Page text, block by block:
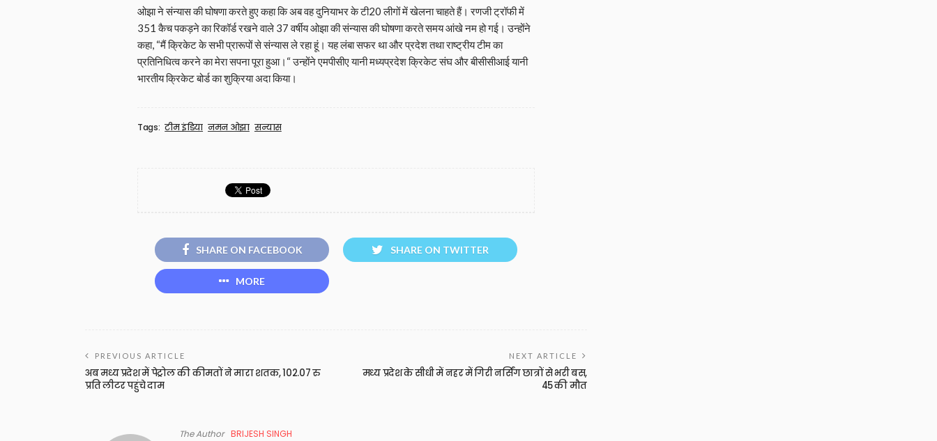
ओझा ने संन्यास की घोषणा करते हुए कहा कि अब वह दुनियाभर के टी20 लीगों में खेलना चाहते हैं। रणजी ट्रॉफी में
351 कैच पकड़ने का रिकॉर्ड रखने वाले 37 वर्षीय ओझा की संन्यास की घोषणा करते समय आंखे नम हो गई। उन्होंने
कहा, “मैं क्रिकेट के सभी प्रारूपों से संन्यास ले रहा हूं। यह लंबा सफर था और प्रदेश तथा राष्ट्रीय टीम का
प्रतिनिधित्व करने का मेरा सपना पूरा हुआ।“ उन्होंने एमपीसीए यानी मध्यप्रदेश क्रिकेट संघ और बीसीसीआई यानी
भारतीय क्रिकेट बोर्ड का शुक्रिया अदा किया।
Tags: टीम इंडिया नमन ओझा सन्यास
SHARE ON FACEBOOK SHARE ON TWITTER
MORE
PREVIOUS ARTICLE
अब मध्य प्रदेश में पेट्रोल की कीमतों ने मारा शतक, 102.07 रु
प्रति लीटर पहुंचे दाम
NEXT ARTICLE
मध्य प्रदेश के सीधी में नहर में गिरी नर्सिंग छात्रों से भरी बस,
45 की मौत
The Author BRIJESH SINGH